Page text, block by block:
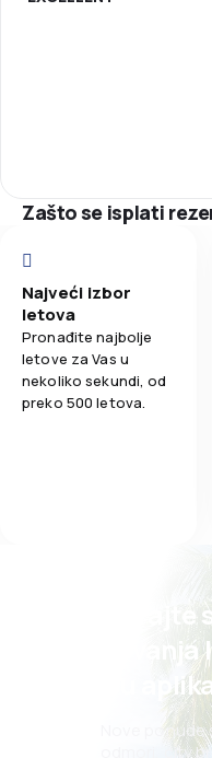
Zašto se isplati
Najveći izbor
letova
Pronađite najbolje
letove za Vas u
nekoliko sekundi, od
preko 500 letova.
Planirajte
našu
Nove
odmori, city